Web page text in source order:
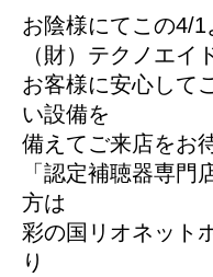
お陰様にてこの4/
（財）テクノエ
お客様に安心して
い設備を
備えてご来店をお
「認定補聴器専
方は
彩の国リオネット
り